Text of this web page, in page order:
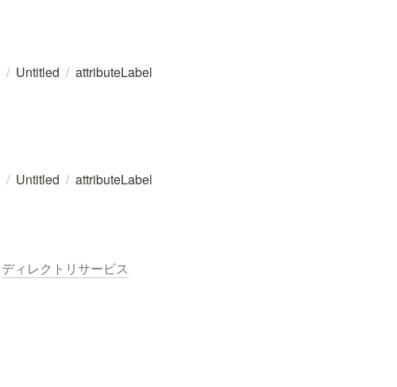
/ Untitled / attributeLabel
/ Untitled / attributeLabel
ディレクトリサービス